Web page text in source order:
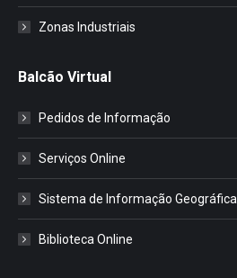
Zonas Industriais
Balcão Virtual
Pedidos de Informação
Serviços Online
Sistema de Informação Geográfica
Biblioteca Online